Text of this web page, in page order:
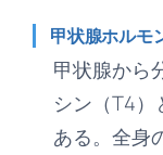
甲状腺ホルモ
甲状腺から
シン（T4）
ある。全身